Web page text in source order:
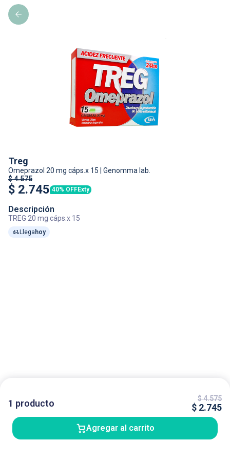
Treg
Omeprazol 20 mg cáps.x 15
Genomma lab.
$4.575
$ 2.745 40% OFFExty
Descripción
TREG 20 mg cáps.x 15
Llega hoy
1 producto $4.575
$ 2.745
Agregar al carrito